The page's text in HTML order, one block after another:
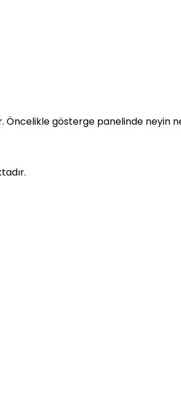
Öncelikle gösterge panelinde neyin